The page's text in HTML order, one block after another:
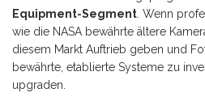
Equipment-Segment . Wenn
wie die NASA bewährte ältere
diesem Markt Auftrieb geben und
bewährte, etablierte Systeme zu
upgraden.